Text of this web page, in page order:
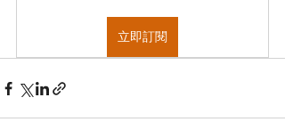
立即訂閱